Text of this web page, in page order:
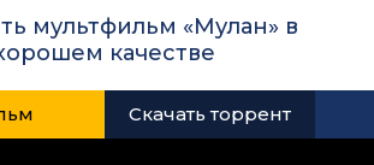
мультфильм «Мулан» в
качестве
Скачать торрент